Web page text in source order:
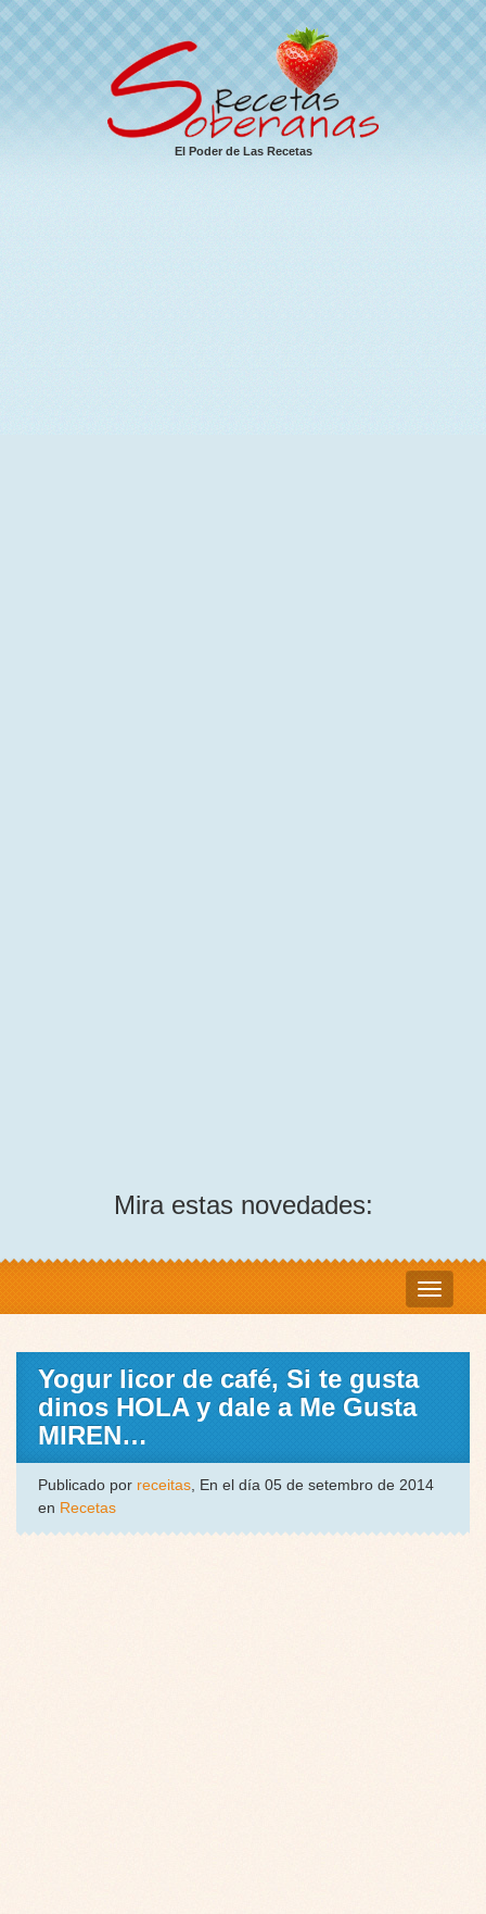
El Poder de Las Recetas
Mira estas novedades:
Yogur licor de café, Si te gusta
dinos HOLA y dale a Me Gusta
MIREN…
Publicado por receitas, En el día 05 de setembro de 2014
en Recetas